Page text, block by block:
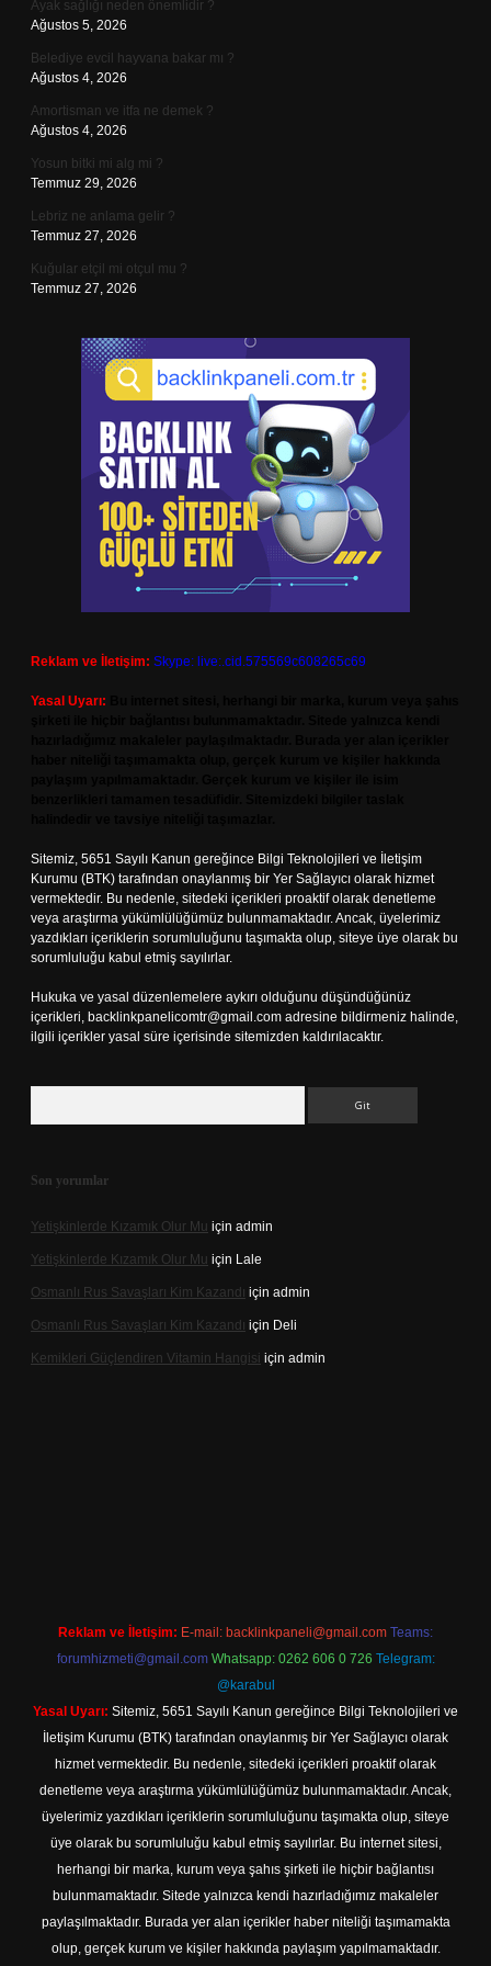
Ayak sağlığı neden önemlidir ?
Ağustos 5, 2026
Belediye evcil hayvana bakar mı ?
Ağustos 4, 2026
Amortisman ve itfa ne demek ?
Ağustos 4, 2026
Yosun bitki mi alg mi ?
Temmuz 29, 2026
Lebriz ne anlama gelir ?
Temmuz 27, 2026
Kuğular etçil mi otçul mu ?
Temmuz 27, 2026
Reklam ve İletişim: Skype: live:.cid.575569c608265c69
Yasal Uyarı:
Sitemiz, 5651 Sayılı Kanun gereğince Bilgi Teknolojileri ve İletişim
Kurumu (BTK) tarafından onaylanmış bir Yer Sağlayıcı olarak hizmet
vermektedir. Bu nedenle, sitedeki içerikleri proaktif olarak denetleme
veya araştırma yükümlülüğümüz bulunmamaktadır. Ancak, üyelerimiz
yazdıkları içeriklerin sorumluluğunu taşımakta olup, siteye üye olarak bu
sorumluluğu kabul etmiş sayılırlar.
Hukuka ve yasal düzenlemelere aykırı olduğunu düşündüğünüz
içerikleri, backlinkpanelicomtr@gmail.com adresine bildirmeniz halinde,
ilgili içerikler yasal süre içerisinde sitemizden kaldırılacaktır.
Son yorumlar
Yetişkinlerde Kızamık Olur Mu için admin
Yetişkinlerde Kızamık Olur Mu için Lale
Osmanlı Rus Savaşları Kim Kazandı için admin
Osmanlı Rus Savaşları Kim Kazandı için Deli
Kemikleri Güçlendiren Vitamin Hangisi için admin
Reklam ve İletişim: E-mail: backlinkpaneli@gmail.com Teams:
forumhizmeti@gmail.com Whatsapp: 0262 606 0 726 Telegram:
@karabul
Yasal Uyarı: Sitemiz, 5651 Sayılı Kanun gereğince Bilgi Teknolojileri ve
İletişim Kurumu (BTK) tarafından onaylanmış bir Yer Sağlayıcı olarak
hizmet vermektedir. Bu nedenle, sitedeki içerikleri proaktif olarak
denetleme veya araştırma yükümlülüğümüz bulunmamaktadır. Ancak,
üyelerimiz yazdıkları içeriklerin sorumluluğunu taşımakta olup, siteye
üye olarak bu sorumluluğu kabul etmiş sayılırlar. Bu internet sitesi,
herhangi bir marka, kurum veya şahıs şirketi ile hiçbir bağlantısı
bulunmamaktadır. Sitede yalnızca kendi hazırladığımız makaleler
paylaşılmaktadır. Burada yer alan içerikler haber niteliği taşımamakta
olup, gerçek kurum ve kişiler hakkında paylaşım yapılmamaktadır.